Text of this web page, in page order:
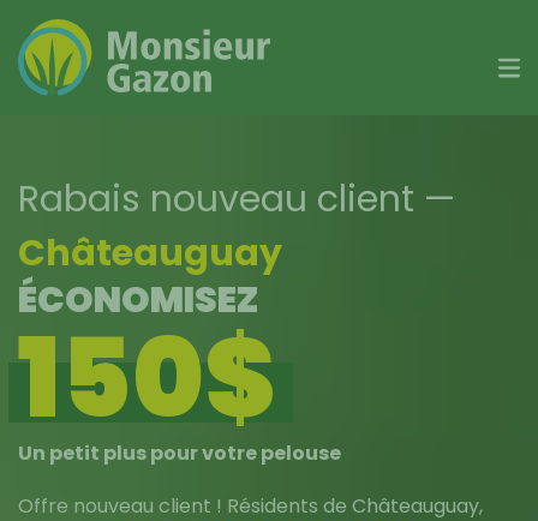
content
Rabais nouveau client —
Châteauguay
ÉCONOMISEZ
150$
Un petit plus pour votre pelouse
Offre nouveau client ! Résidents de Châteauguay,